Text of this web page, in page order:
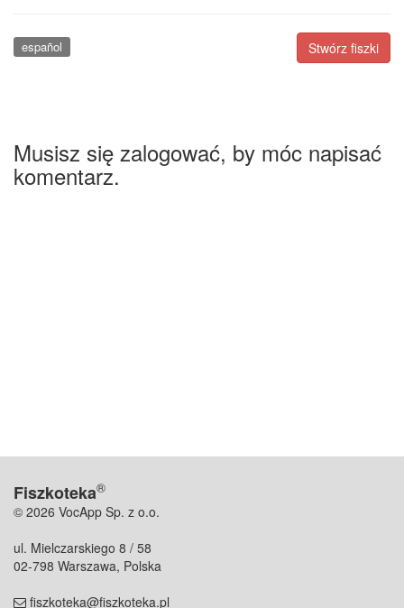
Stwórz fiszki
español
Musisz się zalogować, by móc napisać
komentarz.
Fiszkoteka®
© 2026 VocApp Sp. z o.o.
ul. Mielczarskiego 8 / 58
02-798 Warszawa, Polska
fiszkoteka@fiszkoteka.pl